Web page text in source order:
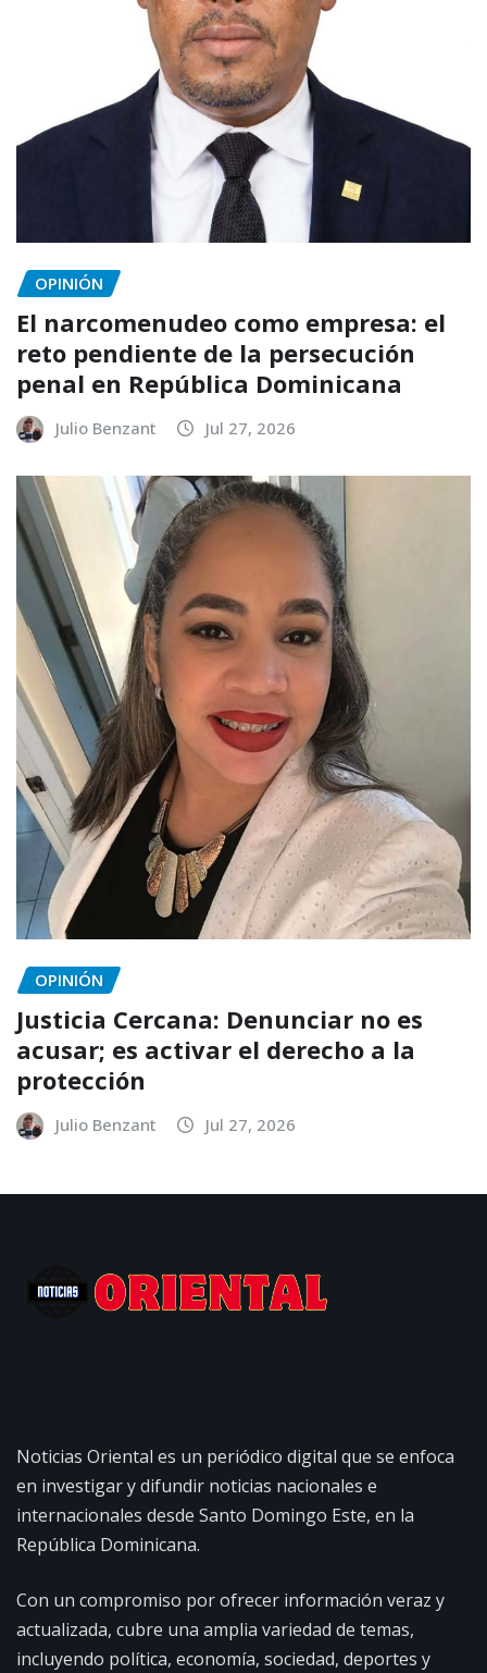
OPINIÓN
El narcomenudeo como empresa: el
reto pendiente de la persecución
penal en República Dominicana
Julio Benzant Jul 27, 2026
OPINIÓN
Justicia Cercana: Denunciar no es
acusar; es activar el derecho a la
protección
Julio Benzant Jul 27, 2026
Noticias Oriental es un periódico digital que se enfoca
en investigar y difundir noticias nacionales e
internacionales desde Santo Domingo Este, en la
República Dominicana.
Con un compromiso por ofrecer información veraz y
actualizada, cubre una amplia variedad de temas,
incluyendo política, economía, sociedad, deportes y